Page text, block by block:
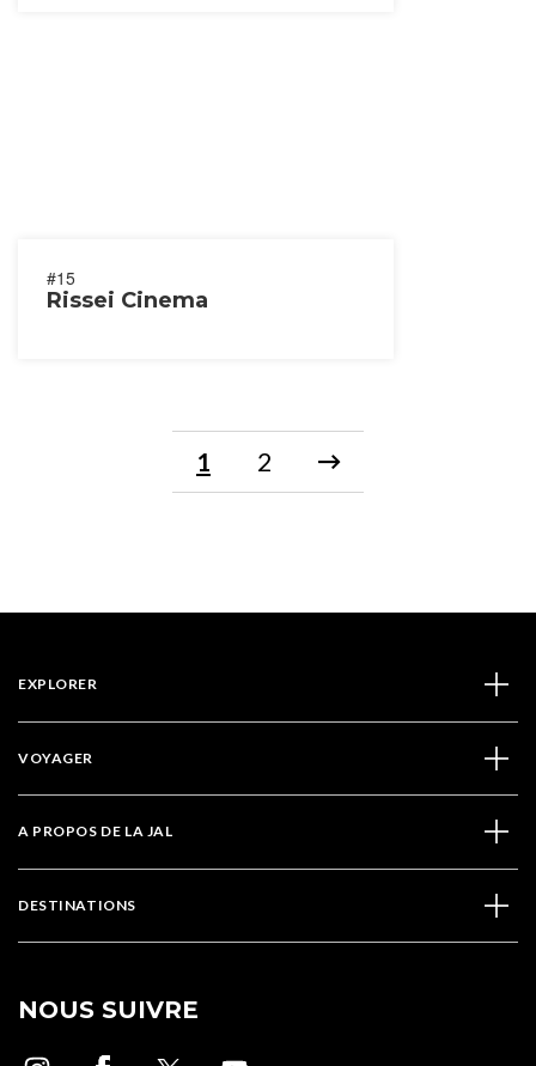
#15
Rissei Cinema
1 2
EXPLORER
VOYAGER
A PROPOS DE LA JAL
DESTINATIONS
NOUS SUIVRE